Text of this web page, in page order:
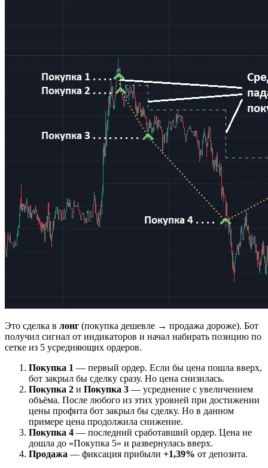
Это сделка в лонг (покупка дешевле → продажа дороже). Бот
получил сигнал от индикаторов и начал набирать позицию по
сетке из 5 усредняющих ордеров.
Покупка 1 — первый ордер. Если бы цена пошла вверх,
бот закрыл бы сделку сразу. Но цена снизилась.
Покупка 2 и Покупка 3 — усреднение с увеличением
объёма. После любого из этих уровней при достижении
цены профита бот закрыл бы сделку. Но в данном
примере цена продолжила снижение.
Покупка 4 — последний сработавший ордер. Цена не
дошла до «Покупка 5» и развернулась вверх.
Продажа — фиксация прибыли +1,39% от депозита.